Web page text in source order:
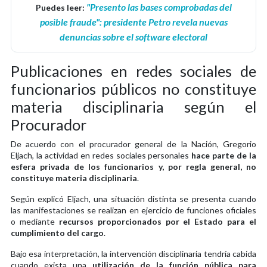
Puedes leer: "Presento las bases comprobadas del
posible fraude": presidente Petro revela nuevas
denuncias sobre el software electoral
Publicaciones en redes sociales de
funcionarios públicos no constituye
materia disciplinaria según el
Procurador
De acuerdo con el procurador general de la Nación, Gregorio
Eljach, la actividad en redes sociales personales hace parte de la
esfera privada de los funcionarios y, por regla general, no
constituye materia disciplinaria.
Según explicó Eljach, una situación distinta se presenta cuando
las manifestaciones se realizan en ejercicio de funciones oficiales
o mediante recursos proporcionados por el Estado para el
cumplimiento del cargo.
Bajo esa interpretación, la intervención disciplinaria tendría cabida
cuando exista una utilización de la función pública para